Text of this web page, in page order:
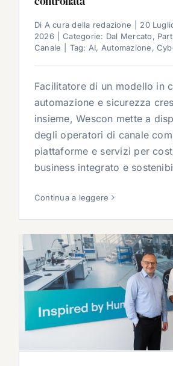
Di A cura della redazione
20
2026
Categorie: Dal Mercato,
Canale
Tag: AI, Automazione,
Facilitatore di un modello in
automazione e sicurezza
insieme, Wescon mette a
degli operatori di canale
piattaforme e servizi per
business integrato e
Continua a leggere